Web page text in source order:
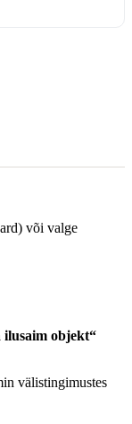
või valge
ilusaim objekt“
välistingimustes